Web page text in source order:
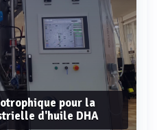
pour la
d'huile DHA